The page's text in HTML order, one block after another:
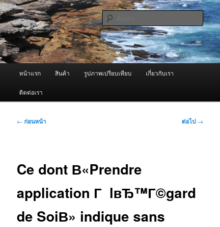
ข้าม
ไป
ยัง
เนื้อหา
หลัก ผู้นำเข้าเครื่องพ่นหมอกควัน Best
Fogger / Fogger One และ อะไหล่
จำหน่ายเครื่องพ่นหมอกควัน คุณภาพดี บริการด้วยความจริงใจ
ค้นหา
หน้าแรก สินค้า รูปภาพเปรียบเทียบ เกี่ยวกับเรา
ติดต่อเรา
เมนู
← ก่อนหน้า ต่อไป →
Ce dont В«Prendre
application Г lвЂ™Г©gard
de SoiВ» indique sans